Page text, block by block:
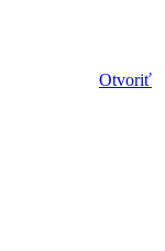
Otvoriť